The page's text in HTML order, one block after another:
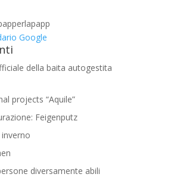
Google
della baita autogestita
projects “Aquile”
Feigenputz
diversamente abili